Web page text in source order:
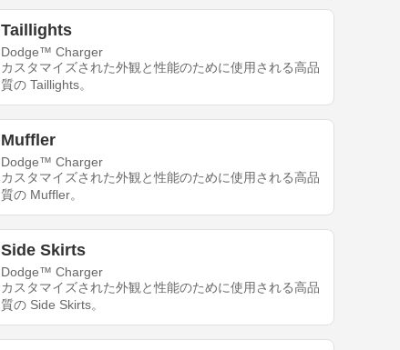
Taillights
Dodge™ Charger
カスタマイズされた外観と性能のために使用される高品
質の Taillights。
Muffler
Dodge™ Charger
カスタマイズされた外観と性能のために使用される高品
質の Muffler。
Side Skirts
Dodge™ Charger
カスタマイズされた外観と性能のために使用される高品
質の Side Skirts。